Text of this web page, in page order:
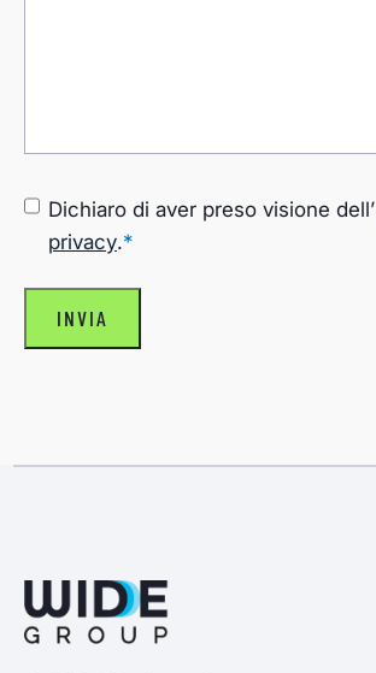
CONSENSO*
Dichiaro di aver preso visione dell’
privacy.*